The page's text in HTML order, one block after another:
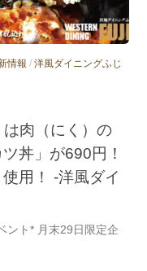
情報 / 洋風ダイニングふじ
肉（にく）の
丼」が690円！
用！ -洋風ダイ
ント* 月末29日限定企